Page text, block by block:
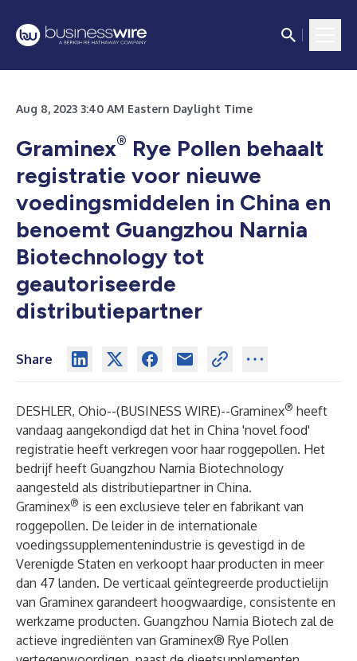
Aug 8, 2023 3:40 AM Eastern Daylight Time
Graminex® Rye Pollen behaalt
registratie voor nieuwe
voedingsmiddelen in China en
benoemt Guangzhou Narnia
Biotechnology tot
geautoriseerde
distributiepartner
Share
DESHLER, Ohio--(BUSINESS WIRE)--Graminex® heeft
vandaag aangekondigd dat het in China 'novel food'
registratie heeft verkregen voor haar roggepollen. Het
bedrijf heeft Guangzhou Narnia Biotechnology
aangesteld als distributiepartner in China.
Graminex® is een exclusieve teler en fabrikant van
roggepollen. De leider in de internationale
voedingssupplementenindustrie is gevestigd in de
Verenigde Staten en verkoopt haar producten in meer
dan 47 landen. De verticaal geïntegreerde productielijn
van Graminex garandeert hoogwaardige, consistente en
werkzame producten. Guangzhou Narnia Biotech zal de
actieve ingrediënten van Graminex® Rye Pollen